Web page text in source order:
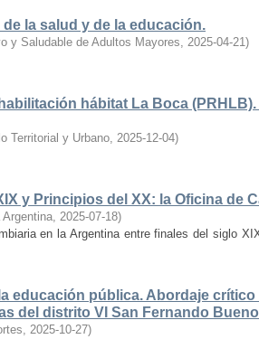
la salud y de la educación.
y Saludable de Adultos Mayores, 2025-04-21)
hábitat La Boca
Territorial y Urbano, 2025-12-04)
y Principios del XX: la Oficina de
, 2025-07-18)
en la Argentina entre finales del siglo
educación pública. Abordaje
del distrito VI San Fernando
, 2025-10-27)